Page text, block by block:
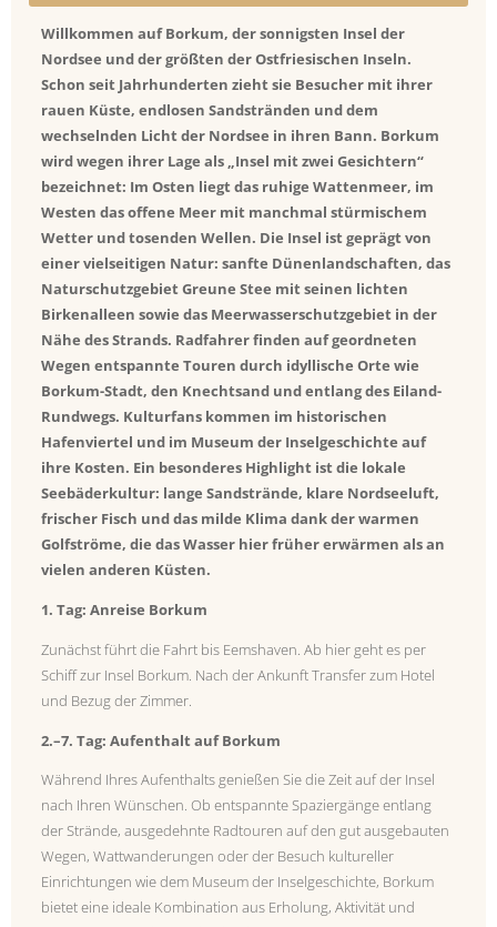
Willkommen auf Borkum, der sonnigsten Insel der
Nordsee und der größten der Ostfriesischen Inseln.
Schon seit Jahrhunderten zieht sie Besucher mit ihrer
rauen Küste, endlosen Sandstränden und dem
wechselnden Licht der Nordsee in ihren Bann. Borkum
wird wegen ihrer Lage als „Insel mit zwei Gesichtern“
bezeichnet: Im Osten liegt das ruhige Wattenmeer, im
Westen das offene Meer mit manchmal stürmischem
Wetter und tosenden Wellen. Die Insel ist geprägt von
einer vielseitigen Natur: sanfte Dünenlandschaften, das
Naturschutzgebiet Greune Stee mit seinen lichten
Birkenalleen sowie das Meerwasserschutzgebiet in der
Nähe des Strands. Radfahrer finden auf geordneten
Wegen entspannte Touren durch idyllische Orte wie
Borkum-Stadt, den Knechtsand und entlang des Eiland-
Rundwegs. Kulturfans kommen im historischen
Hafenviertel und im Museum der Inselgeschichte auf
ihre Kosten. Ein besonderes Highlight ist die lokale
Seebäderkultur: lange Sandstrände, klare Nordseeluft,
frischer Fisch und das milde Klima dank der warmen
Golfströme, die das Wasser hier früher erwärmen als an
vielen anderen Küsten.
1. Tag: Anreise Borkum
Zunächst führt die Fahrt bis Eemshaven. Ab hier geht es per
Schiff zur Insel Borkum. Nach der Ankunft Transfer zum Hotel
und Bezug der Zimmer.
2.–7. Tag: Aufenthalt auf Borkum
Während Ihres Aufenthalts genießen Sie die Zeit auf der Insel
nach Ihren Wünschen. Ob entspannte Spaziergänge entlang
der Strände, ausgedehnte Radtouren auf den gut ausgebauten
Wegen, Wattwanderungen oder der Besuch kultureller
Einrichtungen wie dem Museum der Inselgeschichte, Borkum
bietet eine ideale Kombination aus Erholung, Aktivität und